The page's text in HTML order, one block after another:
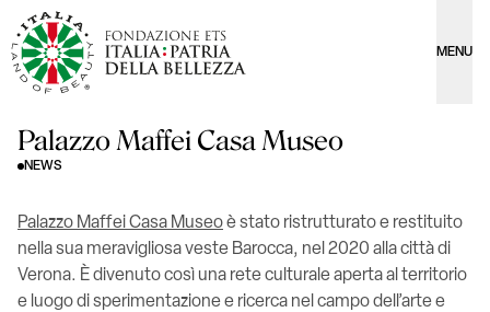
MENU
Palazzo Maffei Casa Museo
NEWS
Palazzo Maffei Casa Museoè stato ristrutturato e restituito
nella sua meravigliosa veste Barocca, nel 2020 alla città di
Verona. È divenuto così una rete culturale aperta al territorio
e luogo di sperimentazione e ricerca nel campo dell’arte e